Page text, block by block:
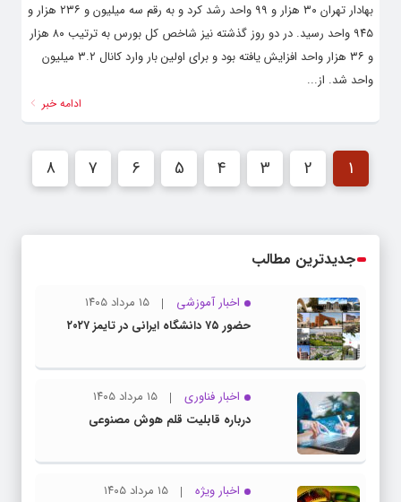
بهادار تهران ۳۰ هزار و ۹۹ واحد رشد کرد و به رقم سه میلیون و ۲۳۶ هزار و
۹۴۵ واحد رسید. در دو روز گذشته نیز شاخص کل بورس به ترتیب ۸۰ هزار
و ۳۶ هزار واحد افزایش یافته بود و برای اولین بار وارد کانال ۳.۲ میلیون
واحد شد. از...
ادامه خبر
1
2
3
4
5
6
7
8
جدیدترین مطالب
اخبار آموزشی
۱۵ مرداد ۱۴۰۵
حضور ۷۵ دانشگاه ایرانی در تایمز ۲۰۲۷
اخبار فناوری
۱۵ مرداد ۱۴۰۵
درباره قابلیت قلم هوش مصنوعی
اخبار ویژه
۱۵ مرداد ۱۴۰۵